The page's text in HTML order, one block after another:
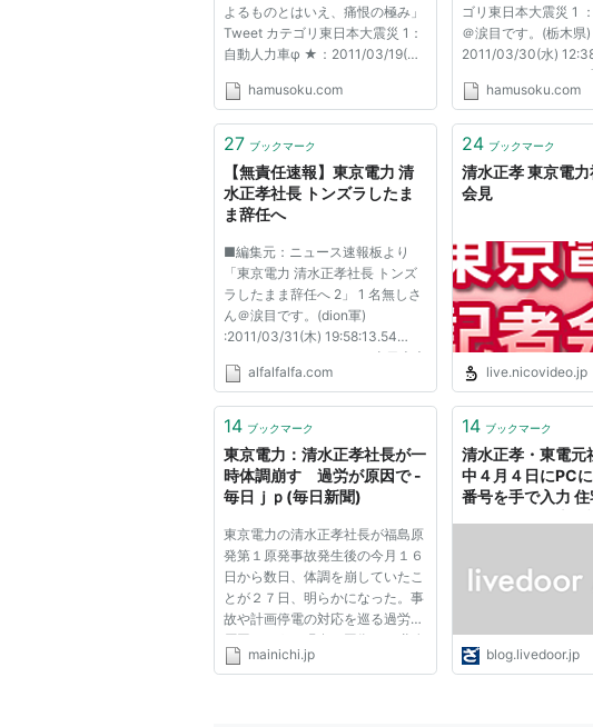
よるものとはいえ、痛恨の極み」
Tweet カテゴリ東日本大震災 1：
自動人力車φ ★：2011/03/19(土)
「痛恨の極み」＝東電社長 東京
島第１原発１～３号機が国際原子
力事故評価尺度のレベル５と評
価...
hamusoku.com
ゴリ東日本大震災 1
＠涙目です。(栃木県)
2011/03/30(水)
ID:qa+Y6pRN0
イント特典 東京電力
た。 入院したのは２
高血圧とめまいが原
清水社長は福島...
hamusoku.com
27 ブックマーク
【無責任速報】東京電力 清
水正孝社長 トンズラしたま
ま辞任へ
■編集元：ニュース速報板より
「東京電力 清水正孝社長 トンズ
ラしたまま辞任へ 2」 1 名無しさ
ん＠涙目です。(dion軍)
:2011/03/31(木) 19:58:13.54
ID:DQtTKWC60● ?2BP 東日本大
震災：福島第１原発事故 東電・
文まま) 東京電力は３０日、清水
正孝社長（６６）が２９日夜に体
調を崩して...
alfalfalfa.com
24 ブックマーク
清水正孝 東京電
会見
live.nicovideo.jp
14 ブックマーク
東京電力：清水正孝社長が一
時体調崩す 過労が原因で -
毎日ｊｐ(毎日新聞)
東京電力の清水正孝社長が福島原
発第１原発事故発生後の今月１６
日から数日、体調を崩していたこ
とが２７日、明らかになった。事
故や計画停電の対応を巡る過労が
原因という。現在は回復して職務
に復帰しており、東電は「対策本
mainichi.jp
14 ブックマーク
清水正孝・東電元
中４月４日にPC
番号を手で入力
blog.livedoor.jp